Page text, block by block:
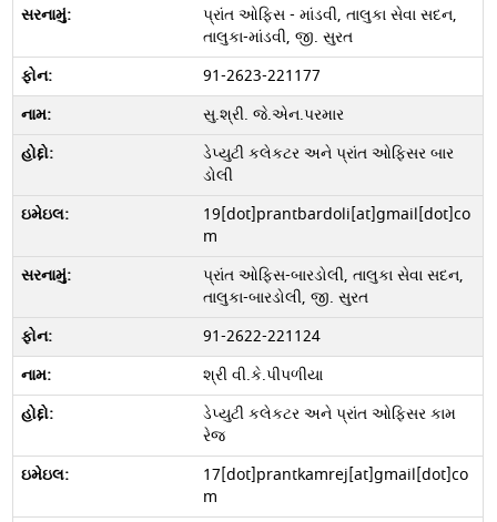
પ્રાંત ઓફિસ - માંડવી, તાલુકા સેવા સદન,
તાલુકા-માંડવી, જી. સુરત
91-2623-221177
સુ.શ્રી. જે.એન.પરમાર
ડેપ્યુટી કલેકટર અને પ્રાંત ઓફિસર બાર
ડોલી
19[dot]prantbardoli[at]gmail[dot]co
m
પ્રાંત ઓફિસ-બારડોલી, તાલુકા સેવા સદન,
તાલુકા-બારડોલી, જી. સુરત
91-2622-221124
શ્રી વી.કે.પીપળીયા
ડેપ્યુટી કલેકટર અને પ્રાંત ઓફિસર કામ
રેજ
17[dot]prantkamrej[at]gmail[dot]co
m